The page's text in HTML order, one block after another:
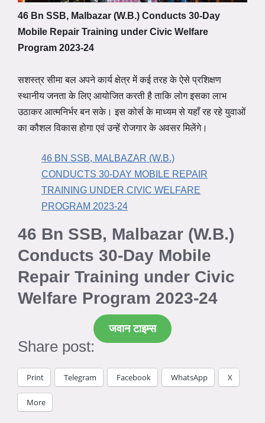
46 Bn SSB, Malbazar (W.B.) Conducts 30-Day
Mobile Repair Training under Civic Welfare
Program 2023-24
सशस्त्र सीमा बल अपने कार्य क्षेत्र में कई तरह के ऐसे प्रशिक्षण
स्थानीय जनता के लिए आयोजित करती है ताकि लोग इसका लाभ
उठाकर आत्मनिर्भर बन सके। इस कोर्स के माध्यम से यहाँ रह रहे युवाओं
का कौशल विकास होगा एवं उन्हें रोजगार के अवसर मिलेंगे।
46 BN SSB, MALBAZAR (W.B.)
CONDUCTS 30-DAY MOBILE REPAIR
TRAINING UNDER CIVIC WELFARE
PROGRAM 2023-24
46 Bn SSB, Malbazar (W.B.)
Conducts 30-Day Mobile
Repair Training under Civic
Welfare Program 2023-24
जवान टाइम्स
Share post:
Print Telegram Facebook WhatsApp X
More